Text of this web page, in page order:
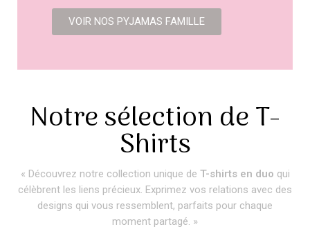
VOIR NOS PYJAMAS FAMILLE
Notre sélection de T-
Shirts
« Découvrez notre collection unique de T-shirts en duo qui
célèbrent les liens précieux. Exprimez vos relations avec des
designs qui vous ressemblent, parfaits pour chaque
moment partagé. »